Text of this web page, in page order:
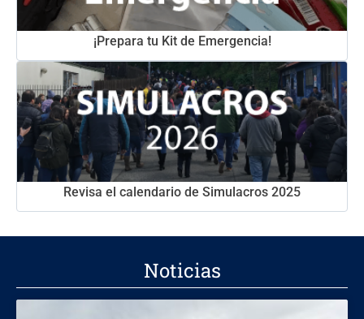
¡Prepara tu Kit de Emergencia!
Revisa el calendario de Simulacros 2025
Noticias